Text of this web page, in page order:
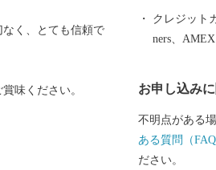
く、とても信頼で
味ください。
を実施し、事
い」に共感し
います。
クレジット
ners、AMEX
お申し込み
不明点がある
ある質問（FAQ
ださい。